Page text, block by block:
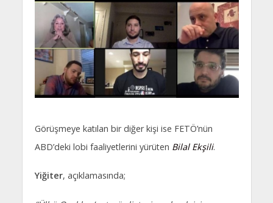
Görüşmeye katılan bir diğer kişi ise FETÖ’nün
ABD’deki lobi faaliyetlerini yürüten Bilal Ekşili.
Yiğiter, açıklamasında;